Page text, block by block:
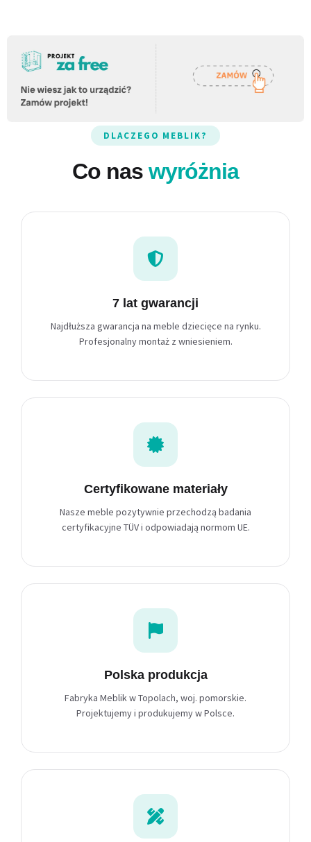
MEGA Łóżka
Elegancja spotyka funkcjonalność.
DLACZEGO MEBLIK?
Co nas wyróżnia
7 lat gwarancji
Najdłuższa gwarancja na meble dziecięce na rynku.
Profesjonalny montaż z wniesieniem.
Certyfikowane materiały
Nasze meble pozytywnie przechodzą badania
certyfikacyjne TÜV i odpowiadają normom UE.
Polska produkcja
Fabryka Meblik w Topolach, woj. pomorskie.
Projektujemy i produkujemy w Polsce.